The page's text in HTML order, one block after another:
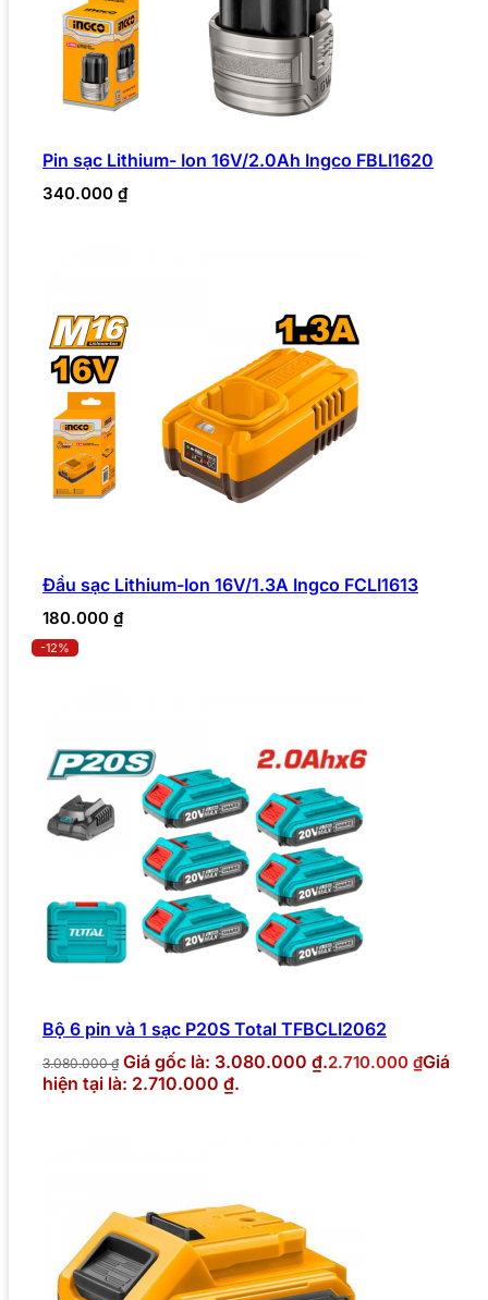
Pin sạc Lithium- Ion 16V/2.0Ah Ingco FBLI1620
340.000 ₫
Đầu sạc Lithium-Ion 16V/1.3A Ingco FCLI1613
180.000 ₫
-12%
Bộ 6 pin và 1 sạc P20S Total TFBCLI2062
3.080.000₫ Giá gốc là: 3.080.000 ₫.2.710.000 ₫Giá
hiện tại là: 2.710.000 ₫.